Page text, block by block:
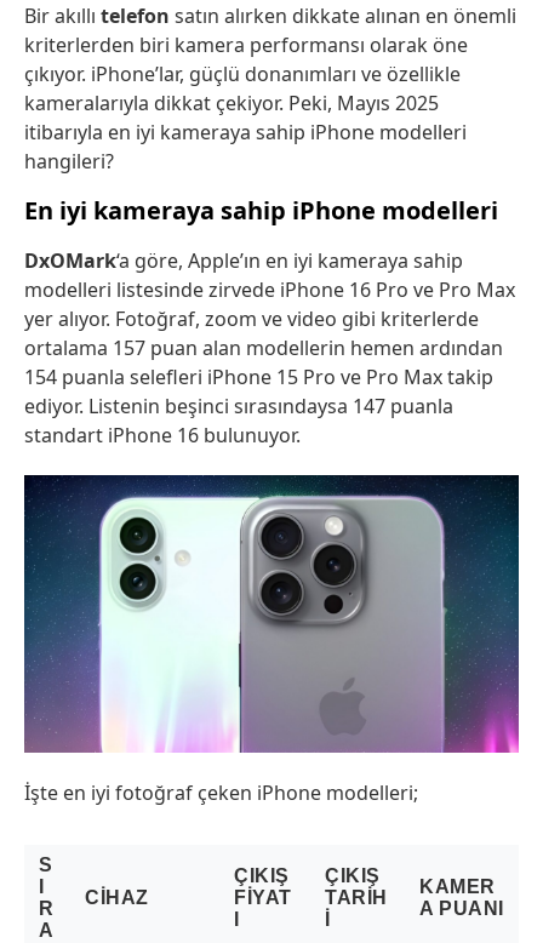
Bir akıllı telefon satın alırken dikkate alınan en önemli
kriterlerden biri kamera performansı olarak öne
çıkıyor. iPhone’lar, güçlü donanımları ve özellikle
kameralarıyla dikkat çekiyor. Peki, Mayıs 2025
itibarıyla en iyi kameraya sahip iPhone modelleri
hangileri?
En iyi kameraya sahip iPhone modelleri
DxOMark‘a göre, Apple’ın en iyi kameraya sahip
modelleri listesinde zirvede iPhone 16 Pro ve Pro Max
yer alıyor. Fotoğraf, zoom ve video gibi kriterlerde
ortalama 157 puan alan modellerin hemen ardından
154 puanla selefleri iPhone 15 Pro ve Pro Max takip
ediyor. Listenin beşinci sırasındaysa 147 puanla
standart iPhone 16 bulunuyor.
İşte en iyi fotoğraf çeken iPhone modelleri;
S
R
A
CIHAZ
ÇIKIŞ
FIYAT
ÇIKIŞ
TARIH
KAMER
A PUANI